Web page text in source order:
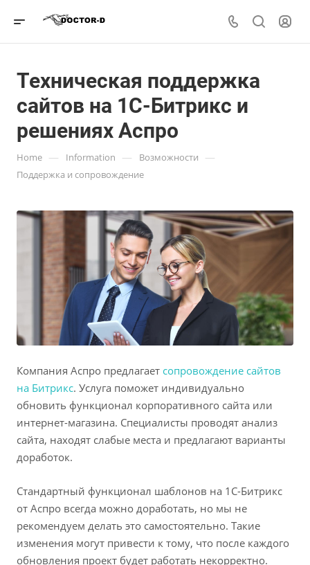
Техническая поддержка
сайтов на 1С-Битрикс и
решениях Аспро
Home — Information — Возможности —
Поддержка и сопровождение
Компания Аспро предлагает сопровождение сайтов
на Битрикс. Услуга поможет индивидуально
обновить функционал корпоративного сайта или
интернет-магазина. Специалисты проводят анализ
сайта, находят слабые места и предлагают варианты
доработок.
Стандартный функционал шаблонов на 1С-Битрикс
от Аспро всегда можно доработать, но мы не
рекомендуем делать это самостоятельно. Такие
изменения могут привести к тому, что после каждого
обновления проект будет работать некорректно.